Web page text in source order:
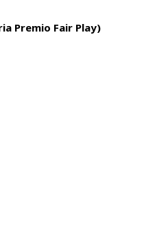
Premio Fair Play)